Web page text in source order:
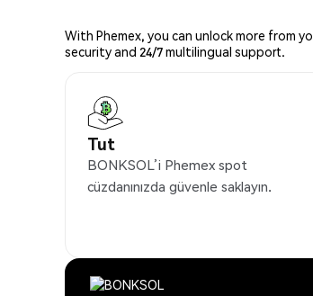
With Phemex, you can unlock more from
security and 24/7 multilingual support.
Tut
BONKSOL’i Phemex spot
cüzdanınızda güvenle saklayın.